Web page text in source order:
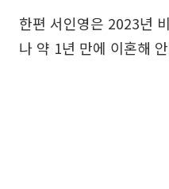
한편 서인영은 2023년
나 약 1년 만에 이혼해